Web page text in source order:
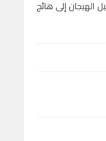
الهيجان إلى هائج